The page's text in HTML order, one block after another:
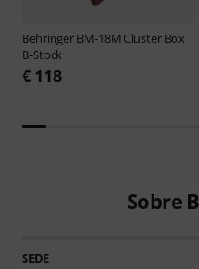
Behringer BM-18M Cluster Box
B-Stock
€ 118
Sobre
SEDE